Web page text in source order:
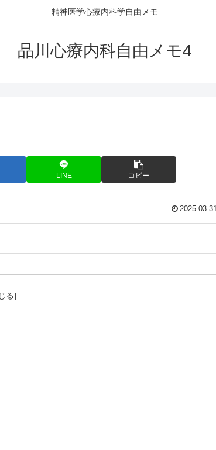
精神医学心療内科学自由メモ
品川心療内科自由メモ4
LINE コピー
2025.03.31